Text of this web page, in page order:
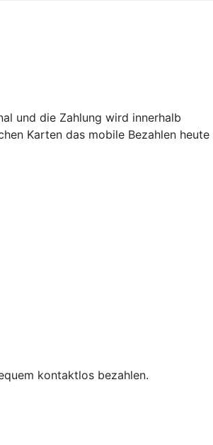
und die Zahlung wird innerhalb
Karten das mobile Bezahlen heute
kontaktlos bezahlen.